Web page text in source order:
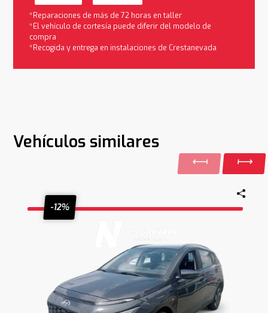
*Reparaciones de más de 72 horas en taller
*El vehículo de cortesía puede diferir del modelo de
compra
*Recogida y entrega en instalaciones de Crestanevada
Vehículos similares
-12%